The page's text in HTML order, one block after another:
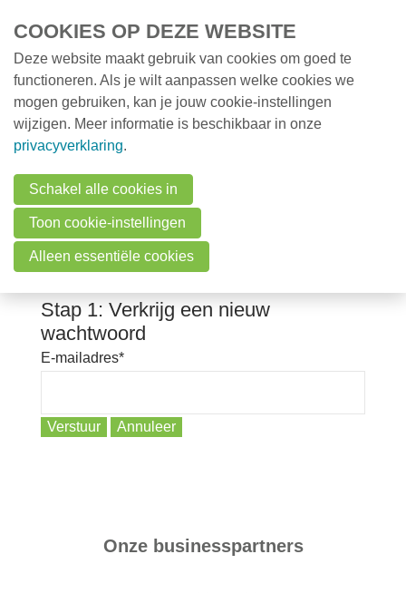
MENU
Vraag wachtwoord
herstel aan
Vul je e-mailadres in om een nieuw wachtwoord te
verkrijgen.
Stap 1: Verkrijg een nieuw
wachtwoord
E-mailadres*
Verstuur Annuleer
Onze businesspartners
Milieunieuws
Vacatures
Login
COOKIES OP DEZE WEBSITE
Deze website maakt gebruik van cookies om goed te
functioneren. Als je wilt aanpassen welke cookies we
mogen gebruiken, kan je jouw cookie-instellingen
wijzigen. Meer informatie is beschikbaar in onze
privacyverklaring.
Schakel alle cookies in
Toon cookie-instellingen
Alleen essentiële cookies